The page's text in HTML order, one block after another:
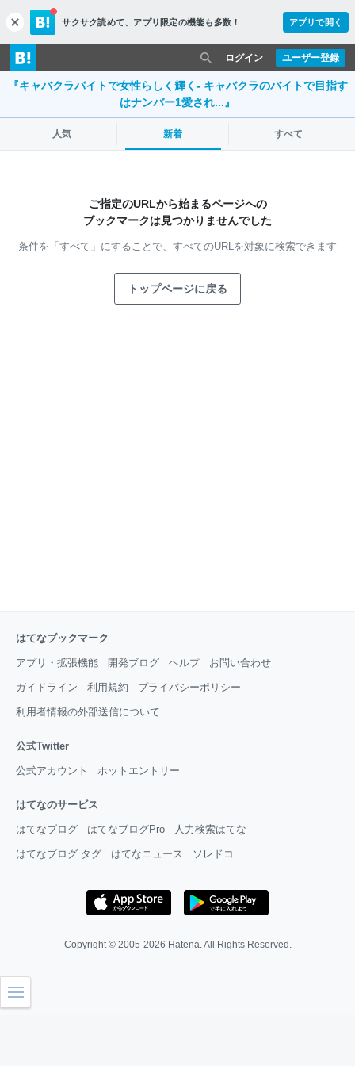
c
l
o
s
e
サクサク読めて、 アプリ限定の機能も多数！ アプリで開く
ユーザー登録
ログイン
『キャバクラバイトで女性らしく輝く- キャバクラのバイトで目指す
はナンバー1愛され...』
人気 新着 すべて
ご指定のURLから始まるページへの
ブックマークは見つかりませんでした
条件を「すべて」にすることで、 すべてのURLを対象に検索できます
トップページに戻る
はてなブックマーク
アプリ・拡張機能 開発ブログ ヘルプ お問い合わせ
ガイドライン 利用規約 プライバシーポリシー
利用者情報の外部送信について
公式Twitter
公式アカウント ホットエントリー
はてなのサービス
はてなブログ はてなブログPro 人力検索はてな
はてなブログ タグ はてなニュース ソレドコ
Copyright © 2005-2026 Hatena. All Rights Reserved.